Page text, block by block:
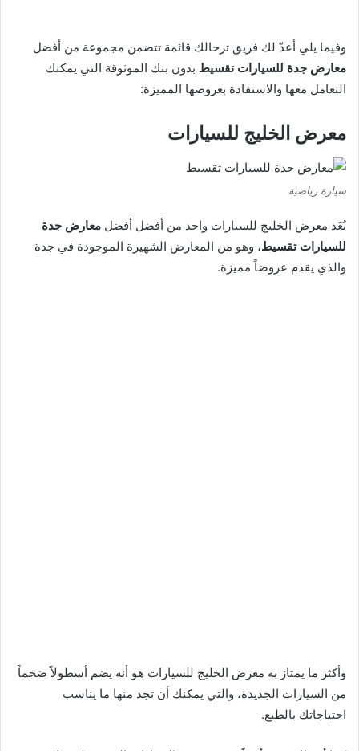
وفيما يلي أعدّ لك فريق ترحالك قائمة تتضمن مجموعة من أفضل
معارض جدة للسيارات تقسيط بدون بنك الموثوقة التي يمكنك
التعامل معها والاستفادة بعروضها المميزة:
معرض الخليج للسيارات
سيارة رياضية
يُعَد معرض الخليج للسيارات واحد من أفضل أفضل معارض جدة
للسيارات تقسيط، وهو من المعارض الشهيرة الموجودة في جدة
والذي يقدم عروضاً مميزة.
وأكثر ما يمتاز به معرض الخليج للسيارات هو أنه يضم أسطولاً ضخماً
من السيارات الجديدة، والتي يمكنك أن تجد منها ما يناسب
احتياجاتك بالطبع.